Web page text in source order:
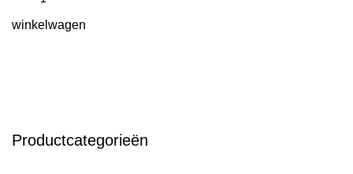
Productcategorieën
winkelwagen